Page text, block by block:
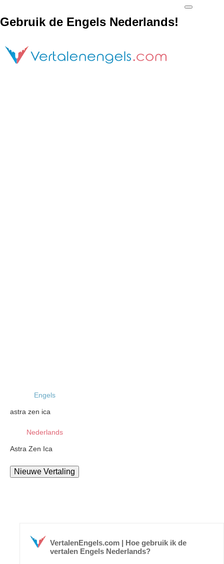
Gebruik de Engels Nederlands!
Engels
astra zen ica
Nederlands
Astra Zen Ica
VertalenEngels.com | Hoe gebruik ik de
vertalen Engels Nederlands?